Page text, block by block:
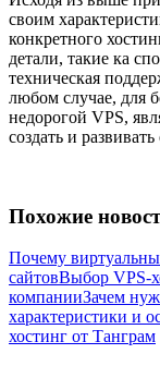
своим
конкретного
детали, такие ка
техническая
любом случае, для
недорогой VPS,
создать и
Похожие
Почему
сайтовВыбор VPS-
компанииЗачем
характеристики и
хостинг от Танграм